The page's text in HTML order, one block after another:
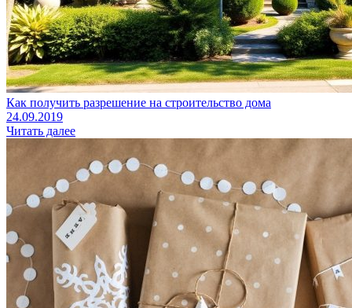
Как получить разрешение на строительство дома
24.09.2019
Читать далее